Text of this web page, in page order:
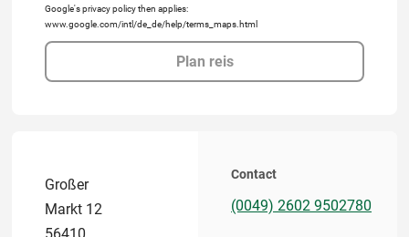
Google's privacy policy then applies:
www.google.com/intl/de_de/help/terms_maps.html
Plan reis
Großer
Markt 12
Contact
(0049) 2602 9502780